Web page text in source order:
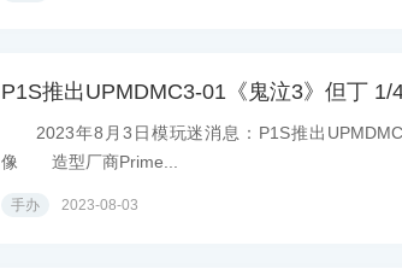
P1S推出UPMDMC3-01《鬼泣3》但丁 1/
2023年8月3日模玩迷消息：P1S推出
像 造型厂商Prime...
手办 2023-08-03